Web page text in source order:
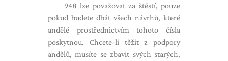
948 lze považovat za štěstí, pouze
pokud budete dbát všech návrhů, které
andělé prostřednictvím tohoto čísla
poskytnou. Chcete-li těžit z podpory
andělů, musíte se zbavit svých starých,